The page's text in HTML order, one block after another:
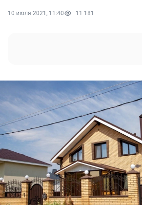
10 июля 2021, 11:40 11 181